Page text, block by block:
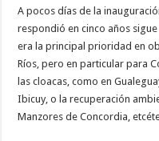
A pocos días de la
respondió en cinco años
era la principal prioridad en
Ríos, pero en particular para
las cloacas, como en
Ibicuy, o la recuperación
Manzores de Concordia,